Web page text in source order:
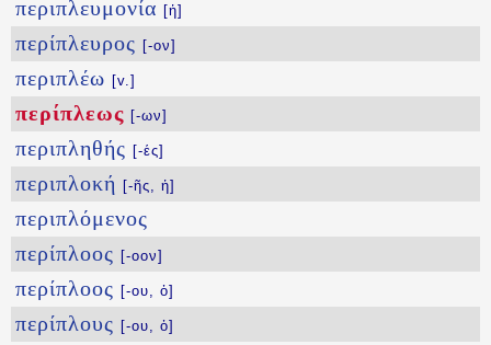
περιπλευμονία [ἡ]
περίπλευρος [-ον]
περιπλέω [v.]
περίπλεως [-ων]
περιπληθής [-ές]
περιπλοκή [-ῆς, ἡ]
περιπλόμενος
περίπλοος [-οον]
περίπλοος [-ου, ὁ]
περίπλους [-ου, ὁ]